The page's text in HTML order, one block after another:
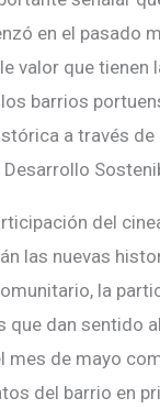
en el pasado
valor que tienen
barrios
a través
del
las nuevas
la
que dan sentido
de mayo
del barrio en